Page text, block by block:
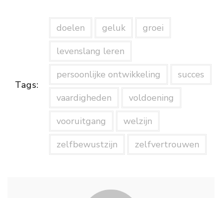
Tags:
doelen geluk
groei
levenslang leren
persoonlijke ontwikkeling
succes
vaardigheden
voldoening
vooruitgang
welzijn
zelfbewustzijn
zelfvertrouwen